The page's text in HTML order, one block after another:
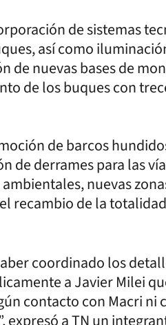
de sistemas
así como
de nuevas bases de
de los buques con
de barcos
de derrames para las
nuevas
recambio de la
coordinado los
a Javier Milei
contacto con Macri